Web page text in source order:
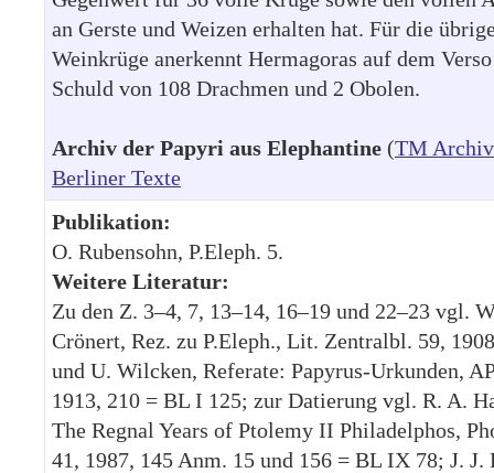
an Gerste und Weizen erhalten hat. Für die
Weinkrüge anerkennt Hermagoras auf dem
Schuld von 108 Drachmen und 2 Obolen.
Archiv der Papyri aus Elephantine (TM
Berliner Texte
Publikation:
O. Rubensohn, P.Eleph. 5.
Weitere Literatur:
Zu den Z. 3–4, 7, 13–14, 16–19 und 22–23 vgl.
Crönert, Rez. zu P.Eleph., Lit. Zentralbl. 59,
und U. Wilcken, Referate: Papyrus-Urkunden,
1913, 210 = BL I 125; zur Datierung vgl. R. A.
The Regnal Years of Ptolemy II Philadelphos,
41, 1987, 145 Anm. 15 und 156 = BL IX 78; J. J.